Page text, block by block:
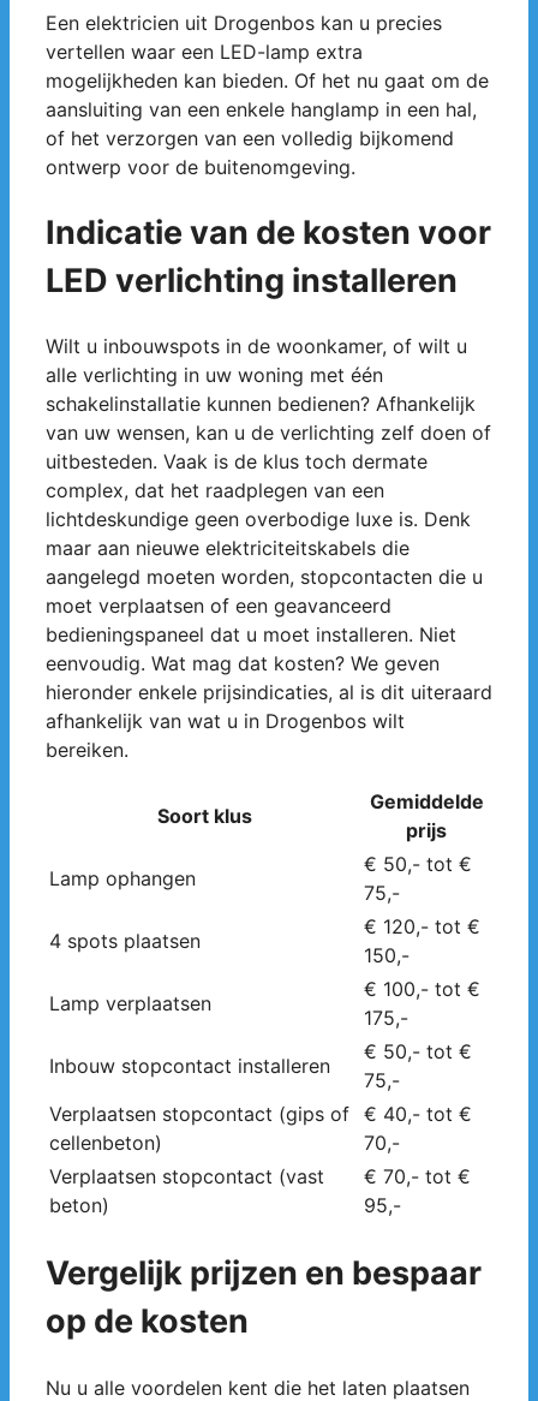
Een elektricien uit Drogenbos kan u precies
vertellen waar een LED-lamp extra
mogelijkheden kan bieden. Of het nu gaat om de
aansluiting van een enkele hanglamp in een hal,
of het verzorgen van een volledig bijkomend
ontwerp voor de buitenomgeving.
Indicatie van de kosten voor
LED verlichting installeren
Wilt u inbouwspots in de woonkamer, of wilt u
alle verlichting in uw woning met één
schakelinstallatie kunnen bedienen? Afhankelijk
van uw wensen, kan u de verlichting zelf doen of
uitbesteden. Vaak is de klus toch dermate
complex, dat het raadplegen van een
lichtdeskundige geen overbodige luxe is. Denk
maar aan nieuwe elektriciteitskabels die
aangelegd moeten worden, stopcontacten die u
moet verplaatsen of een geavanceerd
bedieningspaneel dat u moet installeren. Niet
eenvoudig. Wat mag dat kosten? We geven
hieronder enkele prijsindicaties, al is dit uiteraard
afhankelijk van wat u in Drogenbos wilt
bereiken.
Soort klus
Gemiddelde
prijs
Lamp ophangen
€ 50,- tot €
75,-
4 spots plaatsen
€ 120,- tot €
150,-
Lamp verplaatsen
€ 100,- tot €
175,-
Inbouw stopcontact installeren
€ 50,- tot €
75,-
Verplaatsen stopcontact (gips of
cellenbeton)
€ 40,- tot €
70,-
Verplaatsen stopcontact (vast
beton)
€ 70,- tot €
95,-
Vergelijk prijzen en bespaar
op de kosten
Nu u alle voordelen kent die het laten plaatsen